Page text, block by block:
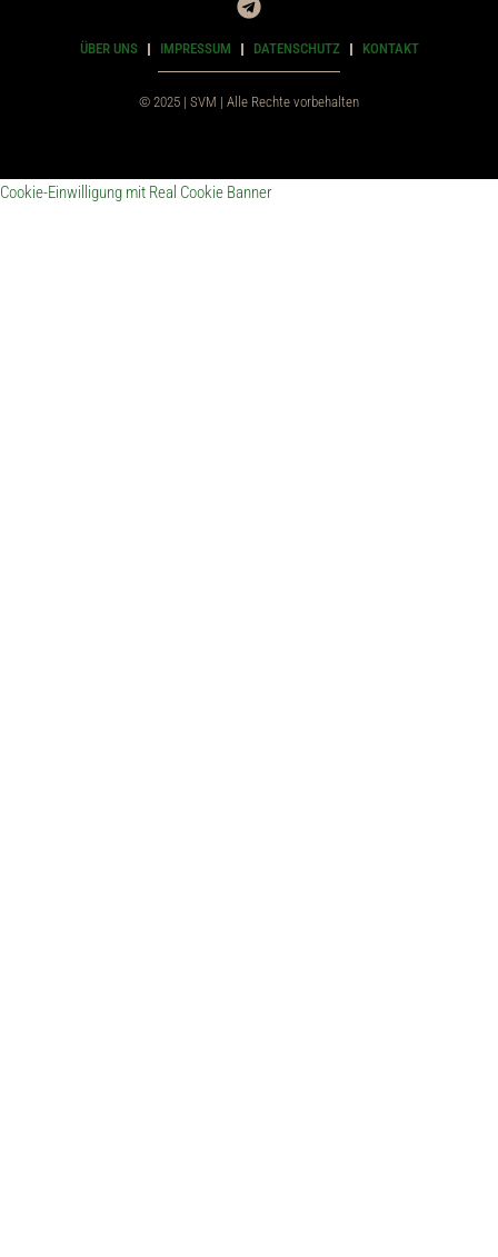
ÜBER UNS IMPRESSUM DATENSCHUTZ KONTAKT
© 2025 | SVM | Alle Rechte vorbehalten
Cookie-Einwilligung mit Real Cookie Banner